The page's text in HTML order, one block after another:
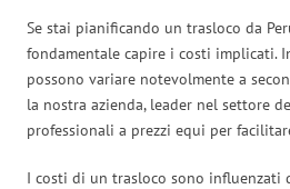
Se stai pianificando un trasloco da
fondamentale capire i costi implicati.
possono variare notevolmente a
la nostra azienda, leader nel settore
professionali a prezzi equi per
I costi di un trasloco sono influenzati